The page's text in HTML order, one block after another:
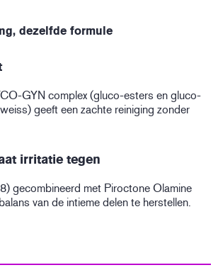
dezelfde formule
GYN complex (gluco-esters en gluco-
geeft een zachte reiniging zonder
irritatie tegen
gecombineerd met Piroctone Olamine
van de intieme delen te herstellen.